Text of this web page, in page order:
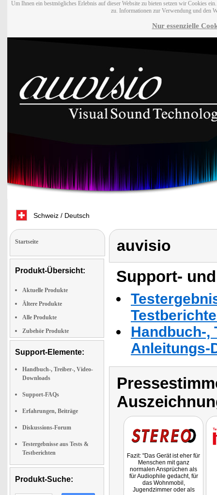
Um Ihnen ein bestmögliches Erlebnis auf dieser Website zu bieten setzen wir Cookies
zu. Informationen zur Verwendung und den
Nur essenzielle
Schweiz / Deutsch
Startseite
Produkt-Übersicht:
Aktuelle Produkte
Ältere Produkte
Alle Produkte
Zubehör Produkte
Support-Elemente:
Handbuch-, Treiber-, Video-
Downloads
Support-FAQs
Erfahrungen, Beiträge
Diskussions-Forum
Testergebnisse aus Tests &
Testberichten
Produkt-Suche:
auvisio
Support-
Handbuch-,
Anleitungs-
Fazit: "Das Gerät ist eher für
Menschen mit ganz
normalen Ansprüchen als
für Audiophile gedacht, für
das Wohnmobil,
Jugendzimmer oder als